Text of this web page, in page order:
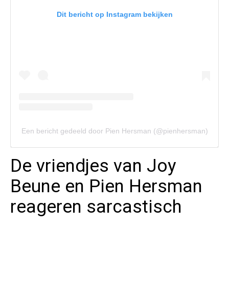
Dit bericht op Instagram bekijken
Een bericht gedeeld door Pien Hersman (@pienhersman)
De vriendjes van Joy
Beune en Pien Hersman
reageren sarcastisch